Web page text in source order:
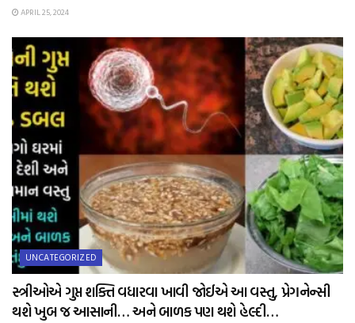
APRIL 25, 2024
UNCATEGORIZED
સ્ત્રીઓએ ગુપ્ત શક્તિ વધારવા ખાવી જોઈએ આ વસ્તુ, પ્રેગનેન્સી
થશે ખુબ જ આસાની… અને બાળક પણ થશે હેલ્દી…